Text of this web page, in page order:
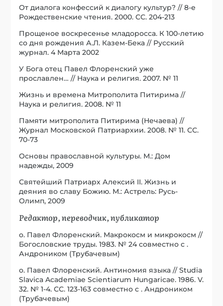
От диалога конфессий к диалогу культур? // 8-е
Рождественские чтения. 2000. СС. 204-213
Прощеное воскресенье младоросса. К 100-летию
со дня рождения А.Л. Казем-Бека // Русский
журнал. 4 Марта 2002
У Бога отец Павел Флоренский уже
прославлен… // Наука и религия. 2007. № 11
Жизнь и времена Митрополита Питирима //
Наука и религия. 2008. № 11
Памяти митрополита Питирима (Нечаева) //
Журнал Московской Патриархии. 2008. № 11. СС.
70-73
Основы православной культуры. М.: Дом
надежды, 2009
Святейший Патриарх Алексий II. Жизнь и
деяния во славу Божию. М.: Астрель: Русь-
Олимп, 2009
Редактор, переводчик, публикатор
о. Павел Флоренский. Макрокосм и микрокосм //
Богословские труды. 1983. № 24 совместно с .
Андроником (Трубачевым)
о. Павел Флоренский. Антиномия языка // Studia
Slavica Academiae Scientiarum Hungaricae. 1986. V.
32. № 1-4. СС. 123-163 совместно с . Андроником
(Трубачевым)